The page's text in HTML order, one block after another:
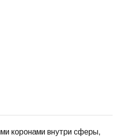
коронами внутри сферы,